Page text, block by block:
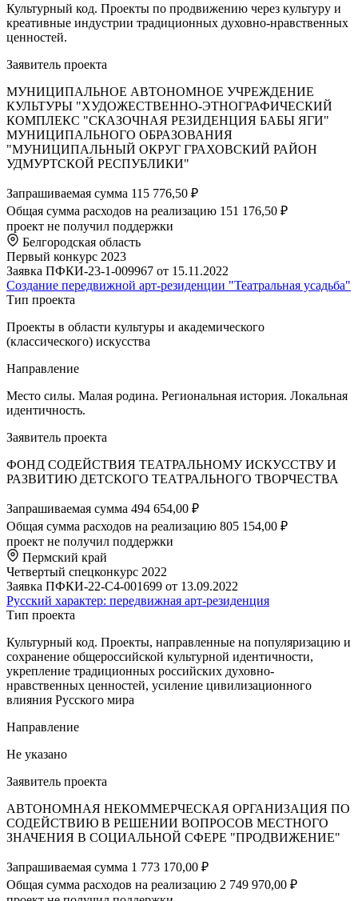
Культурный код. Проекты по продвижению через культуру и
креативные индустрии традиционных духовно-нравственных
ценностей.
Заявитель проекта
МУНИЦИПАЛЬНОЕ АВТОНОМНОЕ УЧРЕЖДЕНИЕ
КУЛЬТУРЫ "ХУДОЖЕСТВЕННО-ЭТНОГРАФИЧЕСКИЙ
КОМПЛЕКС "СКАЗОЧНАЯ РЕЗИДЕНЦИЯ БАБЫ ЯГИ"
МУНИЦИПАЛЬНОГО ОБРАЗОВАНИЯ
"МУНИЦИПАЛЬНЫЙ ОКРУГ ГРАХОВСКИЙ РАЙОН
УДМУРТСКОЙ РЕСПУБЛИКИ"
Запрашиваемая сумма 115 776,50 ₽
Общая сумма расходов на реализацию 151 176,50 ₽
проект не получил поддержки
Белгородская область
Первый конкурс 2023
Заявка ПФКИ-23-1-009967 от 15.11.2022
Создание передвижной арт-резиденции "Театральная усадьба"
Тип проекта
Проекты в области культуры и академического
(классического) искусства
Направление
Место силы. Малая родина. Региональная история. Локальная
идентичность.
Заявитель проекта
ФОНД СОДЕЙСТВИЯ ТЕАТРАЛЬНОМУ ИСКУССТВУ И
РАЗВИТИЮ ДЕТСКОГО ТЕАТРАЛЬНОГО ТВОРЧЕСТВА
Запрашиваемая сумма 494 654,00 ₽
Общая сумма расходов на реализацию 805 154,00 ₽
проект не получил поддержки
Пермский край
Четвертый спецконкурс 2022
Заявка ПФКИ-22-С4-001699 от 13.09.2022
Русский характер: передвижная арт-резиденция
Тип проекта
Культурный код. Проекты, направленные на популяризацию и
сохранение общероссийской культурной идентичности,
укрепление традиционных российских духовно-
нравственных ценностей, усиление цивилизационного
влияния Русского мира
Направление
Не указано
Заявитель проекта
АВТОНОМНАЯ НЕКОММЕРЧЕСКАЯ ОРГАНИЗАЦИЯ ПО
СОДЕЙСТВИЮ В РЕШЕНИИ ВОПРОСОВ МЕСТНОГО
ЗНАЧЕНИЯ В СОЦИАЛЬНОЙ СФЕРЕ "ПРОДВИЖЕНИЕ"
Запрашиваемая сумма 1 773 170,00 ₽
Общая сумма расходов на реализацию 2 749 970,00 ₽